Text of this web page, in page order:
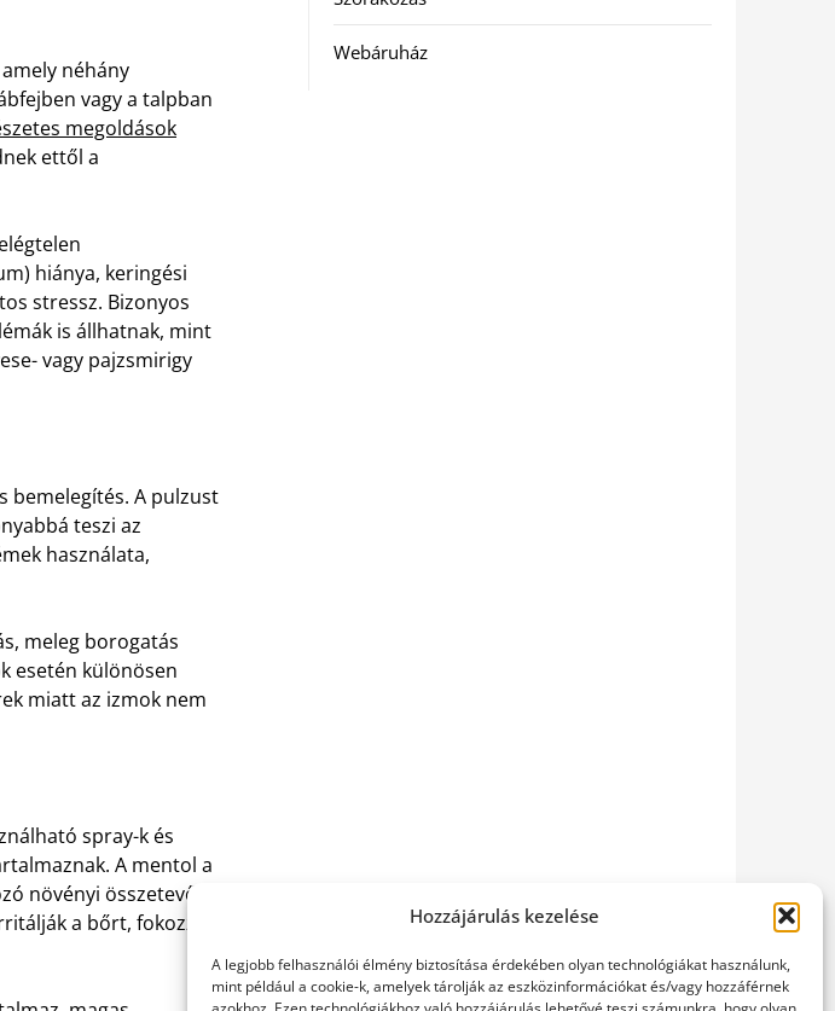
Hozzájárulás kezelése
A legjobb felhasználói élmény biztosítása érdekében olyan technológiákat használunk,
mint például a cookie-k, amelyek tárolják az eszközinformációkat és/vagy hozzáférnek
néhány
vagy a talpban
megoldások
ettől a
hiánya, keringési
stressz. Bizonyos
is állhatnak, mint
vagy pajzsmirigy
bemelegítés. A pulzust
teszi az
használata,
meleg borogatás
esetén különösen
miatt az izmok nem
spray-k és
A mentol a
növényi összetevők,
a bőrt, fokozzák
Webáruház